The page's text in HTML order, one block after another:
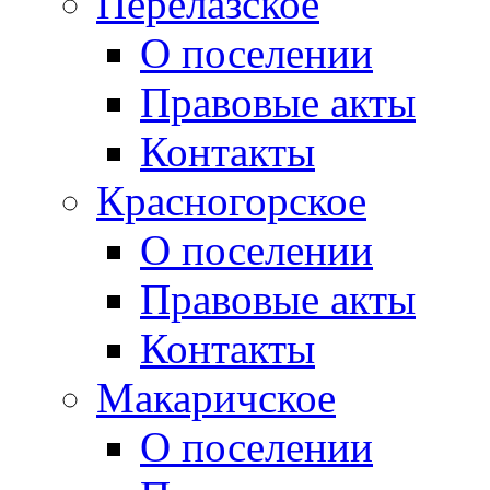
О поселении
Правовые акты
Контакты
Красногорское
О поселении
Правовые акты
Контакты
Макаричское
О поселении